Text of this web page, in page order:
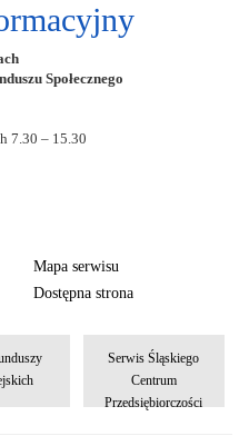
Społecznego
7.30 – 15.30
Mapa serwisu
Dostępna strona
Serwis Śląskiego
Centrum
Przedsiębiorczości